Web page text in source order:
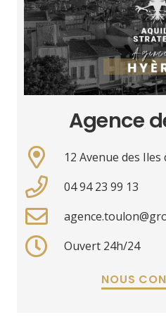
Agence
12 Avenue des Iles
04 94 23 99 13
Ouvert 24h/24
NOUS